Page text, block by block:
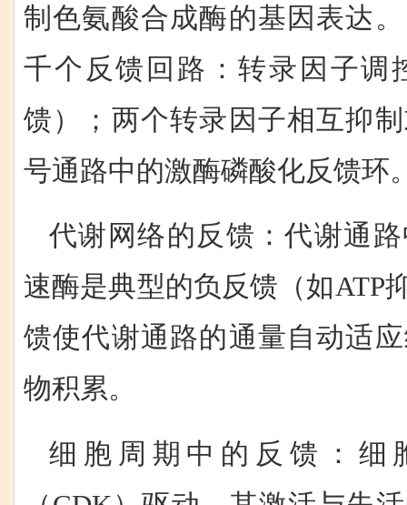
制色氨酸合成酶的基因表达
千个反馈回路：转录因子调
馈）；两个转录因子相互抑
号通路中的激酶磷酸化反馈环
代谢网络的反馈：代谢通
速酶是典型的负反馈（如ATP
馈使代谢通路的通量自动适
物积累。
细胞周期中的反馈：细